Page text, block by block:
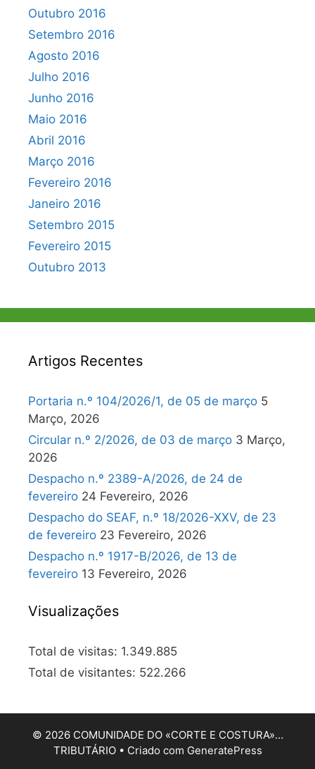
Outubro 2016
Setembro 2016
Agosto 2016
Julho 2016
Junho 2016
Maio 2016
Abril 2016
Março 2016
Fevereiro 2016
Janeiro 2016
Setembro 2015
Fevereiro 2015
Outubro 2013
Artigos Recentes
Portaria n.º 104/2026/1, de 05 de março 5
Março, 2026
Circular n.º 2/2026, de 03 de março 3 Março,
2026
Despacho n.º 2389-A/2026, de 24 de
fevereiro 24 Fevereiro, 2026
Despacho do SEAF, n.º 18/2026-XXV, de 23
de fevereiro 23 Fevereiro, 2026
Despacho n.º 1917-B/2026, de 13 de
fevereiro 13 Fevereiro, 2026
Visualizações
Total de visitas: 1.349.885
Total de visitantes: 522.266
© 2026 COMUNIDADE DO «CORTE E COSTURA»…
TRIBUTÁRIO• Criado com GeneratePress